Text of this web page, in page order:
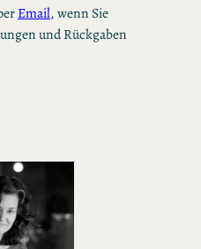
Email, wenn Sie
und Rückgaben